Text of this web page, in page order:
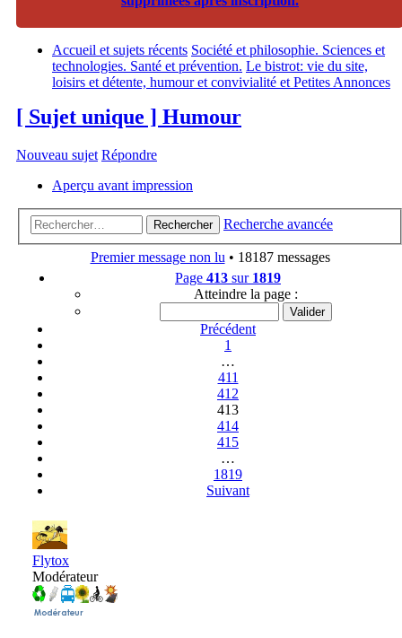
Accueil et sujets récents Société et philosophie. Sciences et
technologies. Santé et prévention. Le bistrot: vie du site,
loisirs et détente, humour et convivialité et Petites Annonces
[ Sujet unique ] Humour
Nouveau sujet Répondre
Aperçu avant impression
Rechercher Recherche avancée
Premier message non lu • 18187 messages
Page 413 sur 1819
Atteindre la page :
Précédent
1
…
411
412
413
414
415
…
1819
Suivant
Flytox
Modérateur